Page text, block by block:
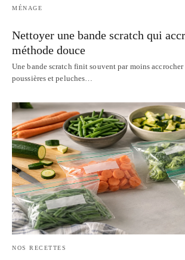
MÉNAGE
Nettoyer une bande scratch qui
méthode douce
Une bande scratch finit souvent par moins accrocher
poussières et peluches…
NOS RECETTES